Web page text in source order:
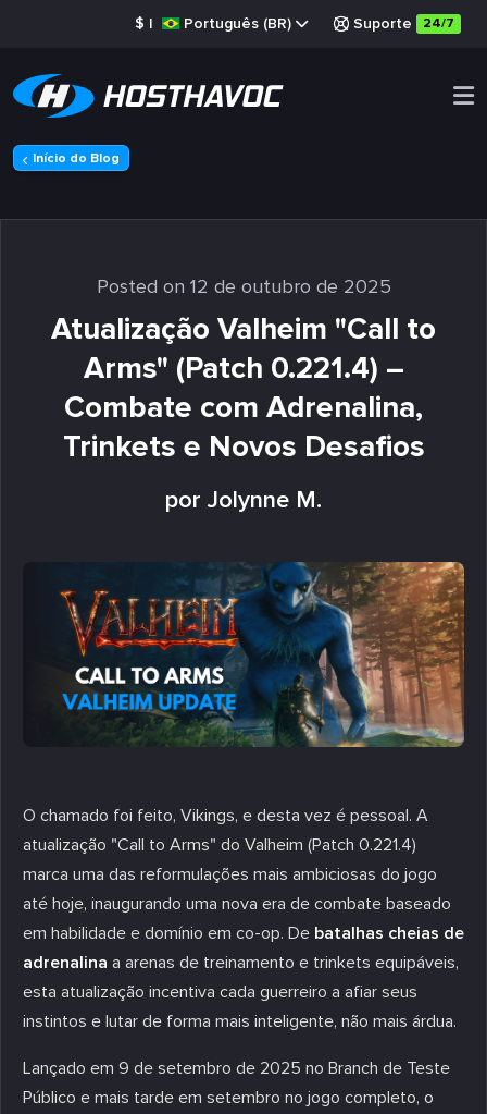
$ | Português (BR) Suporte 24/7
Início do Blog
Posted on 12 de outubro de 2025
Atualização Valheim "Call to
Arms" (Patch 0.221.4) –
Combate com Adrenalina,
Trinkets e Novos Desafios
por Jolynne M.
O chamado foi feito, Vikings, e desta vez é pessoal. A
atualização "Call to Arms" do Valheim (Patch 0.221.4)
marca uma das reformulações mais ambiciosas do jogo
até hoje, inaugurando uma nova era de combate baseado
em habilidade e domínio em co-op. De batalhas cheias de
adrenalina a arenas de treinamento e trinkets equipáveis,
esta atualização incentiva cada guerreiro a afiar seus
instintos e lutar de forma mais inteligente, não mais árdua.
Lançado em 9 de setembro de 2025 no Branch de Teste
Público e mais tarde em setembro no jogo completo, o